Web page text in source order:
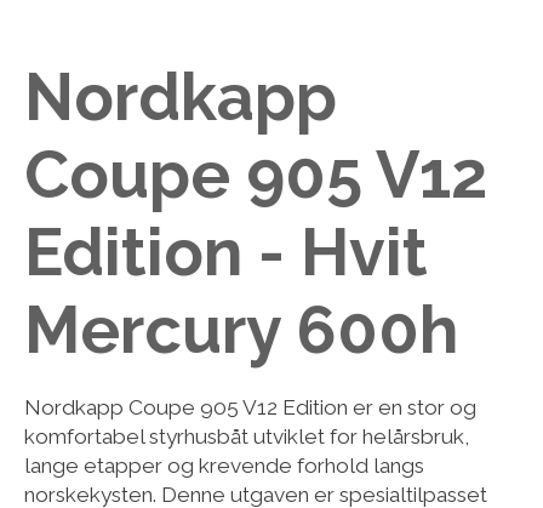
Nordkapp
Coupe 905 V12
Edition - Hvit
Mercury 600h
Nordkapp Coupe 905 V12 Edition er en stor og
komfortabel styrhusbåt utviklet for helårsbruk,
lange etapper og krevende forhold langs
norskekysten. Denne utgaven er spesialtilpasset